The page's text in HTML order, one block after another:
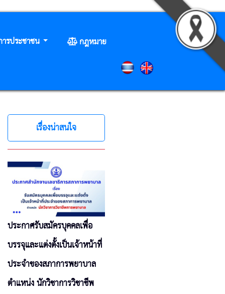
รประชาชน
กฎหมาย
เรื่องน่าสนใจ
ประกาศรับสมัครบุคคลเพื่อ
บรรจุและแต่งตั้งเป็นเจ้าหน้าที่
ประจำของสภาการพยาบาล
ตำแหน่ง นักวิชาการวิชาชีพ